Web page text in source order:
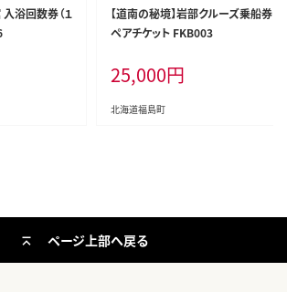
浴回数券（１
【道南の秘境】岩部クルーズ乗船券
ペアチケット FKB003
25,000円
北海道福島町
ページ上部へ戻る